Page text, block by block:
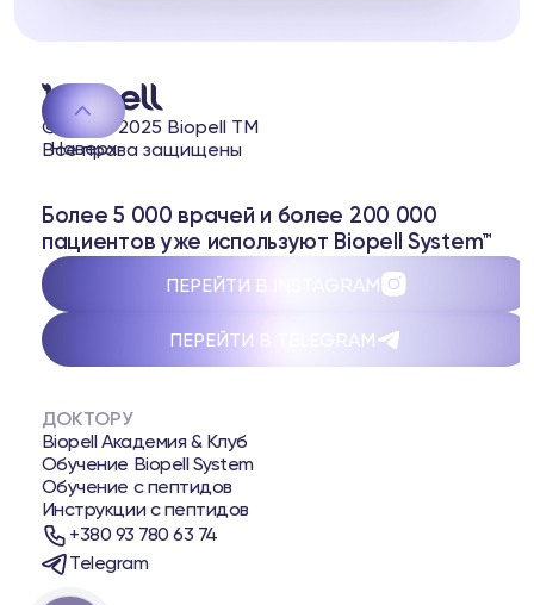
© 2020-2025 Biopell TM
Все права защищены
ДОКТОРУ
Biopell Академия & Клуб
Обучение Biopell System
Обучение с пептидов
Инструкции с пептидов
+380 93 780 63 74
Telegram
Более 5 000 врачей и более 200 000
пациентов уже используют Biopell System™
ПЕРЕЙТИ В INSTAGRAM
ПЕРЕЙТИ В TELEGRAM
Наверх